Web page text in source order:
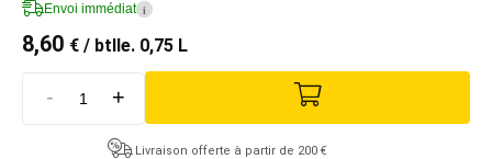
Envoi immédiat i
8,60 € / btlle. 0,75 L
- +
Livraison offerte à partir de 200 €